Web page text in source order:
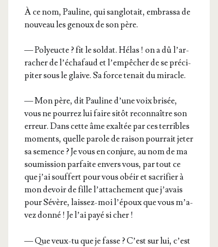
À ce nom, Pau­line, qui san­glo­tait, embras­sa de
nou­veau les genoux de son père.
— Poly­eucte ? fit le sol­dat. Hélas ! on a dû l’ar­
ra­cher de l’é­cha­faud et l’empêcher de se pré­ci­
pi­ter sous le glaive. Sa force tenait du miracle.
— Mon père, dit Pau­line d’une voix bri­sée,
vous ne pour­rez lui faire sitôt recon­naître son
erreur. Dans cette âme exal­tée par ces ter­ribles
moments, quelle parole de rai­son pour­rait jeter
sa semence ? Je vous en conjure, au nom de ma
sou­mis­sion par­faite envers vous, par tout ce
que j’ai souf­fert pour vous obéir et sacri­fier à
mon devoir de fille l’at­ta­che­ment que j’a­vais
pour Sévère, lais­sez-moi l’é­poux que vous m’a­
vez don­né ! Je l’ai payé si cher !
— Que veux-tu que je fasse ? C’est sur lui, c’est